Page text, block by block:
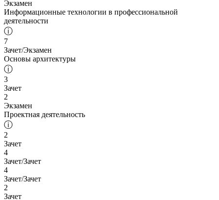
Экзамен
Информационные технологии в профессиональной
деятельности
ⓘ
7
Зачет/Экзамен
Основы архитектуры
ⓘ
3
Зачет
2
Экзамен
Проектная деятельность
ⓘ
2
Зачет
4
Зачет/Зачет
4
Зачет/Зачет
2
Зачет